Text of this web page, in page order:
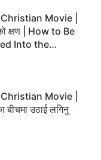
Movie |
क्षण | How to Be
Into the
Movie |
उठाई लगिनु